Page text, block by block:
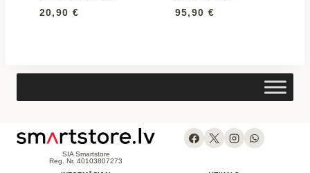
20,90 € 95,90 €
SIA Smartstore
Reg. Nr. 40103807273